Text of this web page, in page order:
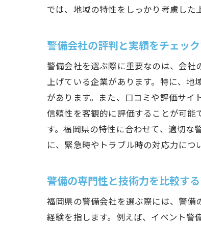
では、地域の特性をしっかり考慮した
警備会社の評判と実績をチェッ
警備会社を選ぶ際に重要なのは、会
上げている企業があります。特に、
があります。また、口コミや評価サ
信頼性を客観的に評価することが可能
す。福岡県の特性に合わせて、適切
に、緊急時やトラブル時の対応力につ
警備の専門性と技術力を比較する
福岡県の警備会社を選ぶ際には、警
経験を指します。例えば、イベント